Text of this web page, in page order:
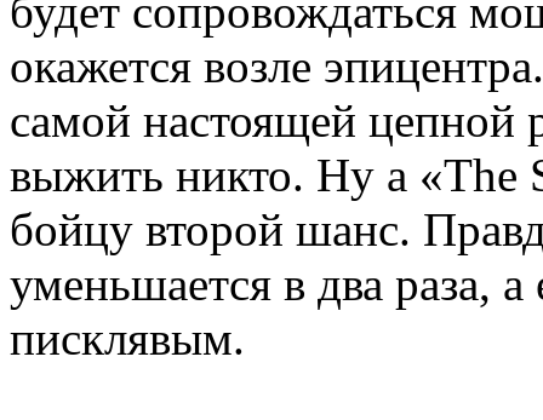
будет сопровождаться
окажется возле
самой настоящей цепной
выжить никто. Ну а «The
бойцу второй шанс.
уменьшается в два раза, а
писклявым.